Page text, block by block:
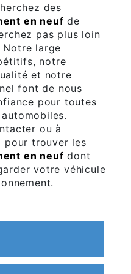
des
en neuf de
pas plus loin
Notre large
notre
et notre
font de nous
pour toutes
ou à
pour trouver les
en neuf dont
votre véhicule